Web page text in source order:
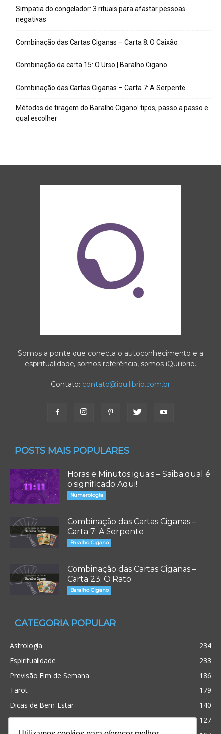
Simpatia do congelador: 3 rituais para afastar pessoas
negativas
Combinação das Cartas Ciganas – Carta 8: O Caixão
Combinação da carta 15: O Urso | Baralho Cigano
Combinação das Cartas Ciganas – Carta 7: A Serpente
Métodos de tiragem do Baralho Cigano: tipos, passo a passo e
qual escolher
Somos a ponte que conecta o autoconhecimento e a
espiritualidade, somos referência, somos iQuilibrio.
Contato: contato@iquilibrio.com.br
POSTS MAIS POPULARES
Horas e Minutos iguais – Saiba qual é
o significado Aqui!
Numerologia
Combinação das Cartas Ciganas –
Carta 7: A Serpente
Baralho Cigano
Combinação das Cartas Ciganas –
Carta 23: O Rato
Baralho Cigano
CATEGORIA POPULAR
Astrologia
234
Espiritualidade
233
Previsão Fim de Semana
186
Tarot
179
Dicas de Bem-Estar
140
Cristianismo
127